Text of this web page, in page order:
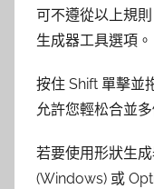
可不遵從以上規
生成器工具選項。
按住 Shift 單擊並
允許您輕松合並多
若要使用形狀生
(Windows) 或